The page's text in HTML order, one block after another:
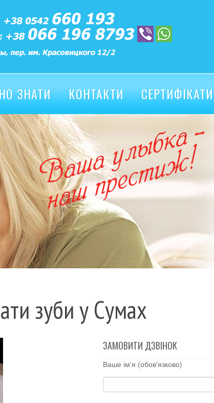
ЗНАТИ КОНТАКТИ
СЕРТИФІКАТИ
зуби у Сумах
ЗАМОВИТИ ДЗВІНОК
Ваше ім'я (обов'язково)